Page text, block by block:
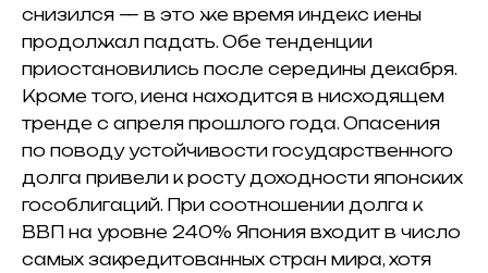
снизился — в это же время индекс иены
продолжал падать. Обе тенденции
приостановились после середины декабря.
Кроме того, иена находится в нисходящем
тренде с апреля прошлого года. Опасения
по поводу устойчивости государственного
долга привели к росту доходности японских
гособлигаций. При соотношении долга к
ВВП на уровне 240% Япония входит в число
самых закредитованных стран мира, хотя